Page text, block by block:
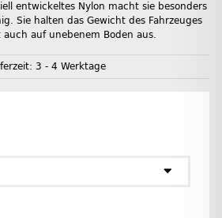
entwickeltes Nylon macht sie besonders
Sie halten das Gewicht des Fahrzeuges
auf unebenem Boden aus.
3 - 4 Werktage